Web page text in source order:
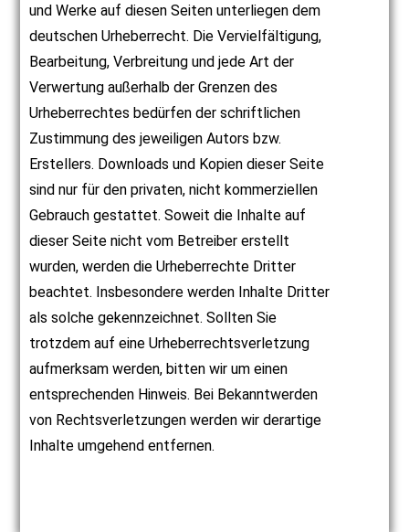
und Werke auf diesen Seiten unterliegen dem
deutschen Urheberrecht. Die Vervielfältigung,
Bearbeitung, Verbreitung und jede Art der
Verwertung außerhalb der Grenzen des
Urheberrechtes bedürfen der schriftlichen
Zustimmung des jeweiligen Autors bzw.
Erstellers. Downloads und Kopien dieser Seite
sind nur für den privaten, nicht kommerziellen
Gebrauch gestattet. Soweit die Inhalte auf
dieser Seite nicht vom Betreiber erstellt
wurden, werden die Urheberrechte Dritter
beachtet. Insbesondere werden Inhalte Dritter
als solche gekennzeichnet. Sollten Sie
trotzdem auf eine Urheberrechtsverletzung
aufmerksam werden, bitten wir um einen
entsprechenden Hinweis. Bei Bekanntwerden
von Rechtsverletzungen werden wir derartige
Inhalte umgehend entfernen.